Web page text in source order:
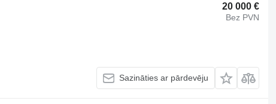
20 000 €
Bez PVN
Sazināties ar pārdevēju